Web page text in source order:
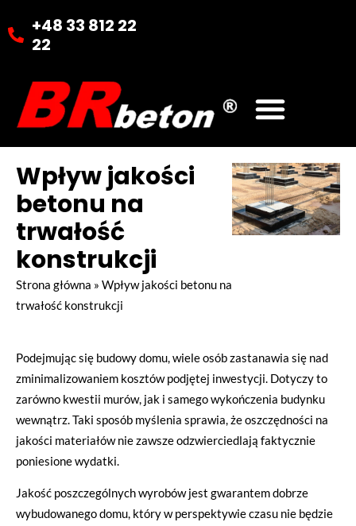
+48 33 812 22
22
Wpływ jakości
betonu na
trwałość
konstrukcji
Strona główna » Wpływ jakości betonu na
trwałość konstrukcji
Podejmując się budowy domu, wiele osób zastanawia się nad
zminimalizowaniem kosztów podjętej inwestycji. Dotyczy to
zarówno kwestii murów, jak i samego wykończenia budynku
wewnątrz. Taki sposób myślenia sprawia, że oszczędności na
jakości materiałów nie zawsze odzwierciedlają faktycznie
poniesione wydatki.
Jakość poszczególnych wyrobów jest gwarantem dobrze
wybudowanego domu, który w perspektywie czasu nie będzie